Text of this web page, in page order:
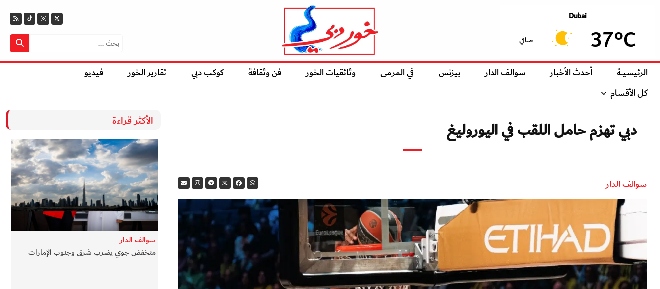
Dubai
37°C صافي
الرئيسيــة أحدث الأخبار سوالف الدار بيزنس في المرمى وثائقيات الخور فن وثقافة كوكب دبي تقارير الخور
فيديو
كل الأقسام
دبي تهزم حامل اللقب في اليوروليغ
سوالف الدار
الأكثر قراءة
سوالف الدار
منخفض جوي يضرب شرق وجنوب الإمارات